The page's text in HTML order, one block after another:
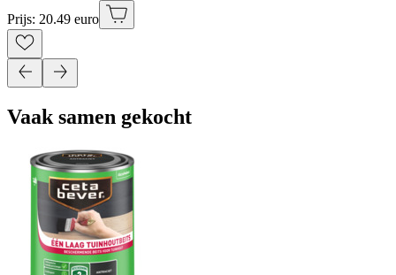
Prijs: 20.49 euro
Vaak samen gekocht